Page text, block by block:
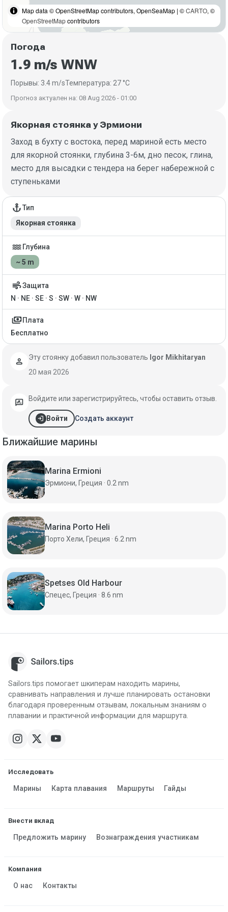
Якорная стоянка у Эрмиони
Заход в бухту с востока, перед мариной есть место
для якорной стоянки, глубина 3-6м, дно песок, глина,
место для высадки с тендера на берег набережной с
ступеньками
Детали якорной стоянки
anchorТип
Якорная стоянка
water Глубина
~ 5 m
airЗащита
N · NE · SE · S · SW · W · NW
payments Плата
Бесплатно
person Эту стоянку добавил пользователь Igor Mikhitaryan
20 мая 2026
rate_review Войдите или зарегистрируйтесь, чтобы оставить отзыв.
login Войти Создать аккаунт
Map data © OpenStreetMap contributors, OpenSeaMap | ©CARTO, ©
OpenStreetMapcontributors
Погода
1.9 m/s WNW
Порывы: 3.4 m/sТемпература: 27 °C
Прогноз актуален на: 08 Aug 2026 - 01:00
Ближайшие марины
Marina Ermioni
Эрмиони, Греция · 0.2 nm
Marina Porto Heli
Порто Хели, Греция · 6.2 nm
Spetses Old Harbour
Спецес, Греция · 8.6 nm
Sailors.tips помогает шкиперам находить марины,
сравнивать направления и лучше планировать остановки
благодаря проверенным отзывам, локальным знаниям о
плавании и практичной информации для маршрута.
Исследовать
Марины Карта плавания Маршруты Гайды
Внести вклад
Предложить марину Вознаграждения участникам
Компания
О нас Контакты